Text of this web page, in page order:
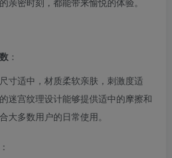
：
寸适中，材质柔软亲肤，刺激度适
迷宫纹理设计能够提供适中的摩擦和
大多数用户的日常使用。
：